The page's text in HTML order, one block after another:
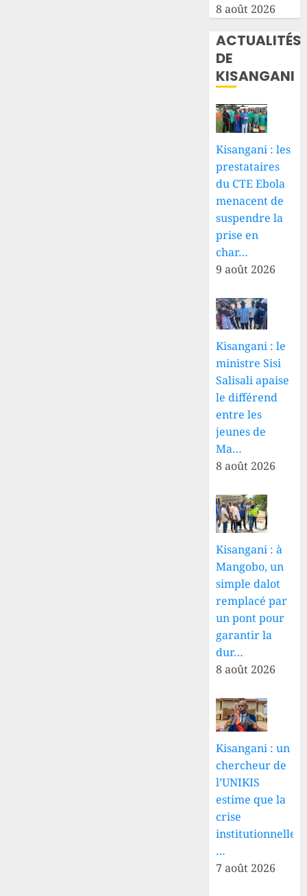
8 août 2026
ACTUALITÉS
DE
KISANGANI
Kisangani : les
prestataires
du CTE Ebola
menacent de
suspendre la
prise en
char…
9 août 2026
Kisangani : le
ministre Sisi
Salisali apaise
le différend
entre les
jeunes de
Ma…
8 août 2026
Kisangani : à
Mangobo, un
simple dalot
remplacé par
un pont pour
garantir la
dur…
8 août 2026
Kisangani : un
chercheur de
l’UNIKIS
estime que la
crise
institutionnelle
…
7 août 2026